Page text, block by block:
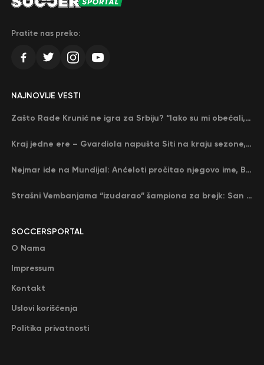
Pratite nas preko:
SOCCERSPORTAL
O Nama
Impressum
Kontakt
Uslovi korišćenja
Politika privatnosti
NAJNOVIJE VESTI
Zašto Rade Krunić ne igra za Srbiju? “Iako su mi obećali, niko me nije zvao…”
Kraj jedne ere – Gvardiola napušta Siti na kraju sezone, menja ga njegov nekadašnji rival
Nejmar ide na Mundijal: Anćeloti pročitao njegovo ime, Brazil u delirijumu (VIDEO)
Strašni Vembanjama “izudarao” šampiona za brejk: San Antonio poveo protiv Oklahome